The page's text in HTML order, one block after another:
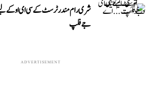
شری رام مندر ٹرسٹ کے سی ای او
جے فلپ
ADVERTISEMENT